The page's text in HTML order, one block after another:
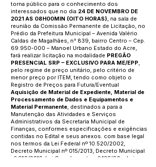
torna público para o conhecimento dos
interessados que no dia 24 DE NOVEMBRO DE
2021 AS 08H00MIN (OITO HORAS), na sala de
reunião da Comissão Permanente de Licitação, no
Prédio da Prefeitura Municipal – Avenida Valério
Caldas de Magalhães, n° 839, bairro Centro – Cep.
69.950-000 – Manoel Urbano Estado do Acre,
fará realizar licitação na modalidade PREGÃO
PRESENCIAL SRP – EXCLUSIVO PARA ME/EPP,
pelo regime de preço unitário, pelo critério de
menor preço por ITEM, tendo como objeto o
Registro de Preços para Futura/Eventual
Aquisição de Material de Expediente, Material de
Processamento de Dados e Equipamentos e
Material Permanente, destinados a para a
Manutenção das Atividades e Serviços
Administrativos da Secretaria Municipal de
Finanças, conformes especificações e exigências
contidas no Edital e seus anexos. com base legal
nos termos da Lei Federal nº 10.520/2002,
Decreto Municipal nº 015/2013, Decreto Municipal
nº 016/2013, Lei Complementar nº 123/06 e Lei